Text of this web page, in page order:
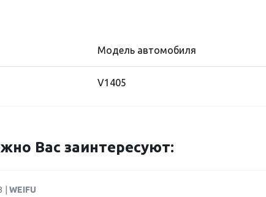
Модель автомобиля
V1405
Вас заинтересуют:
| WEIFU